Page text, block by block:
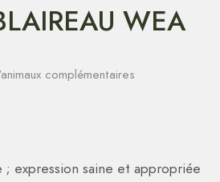
WEA
complémentaires
; expression saine et appropriée